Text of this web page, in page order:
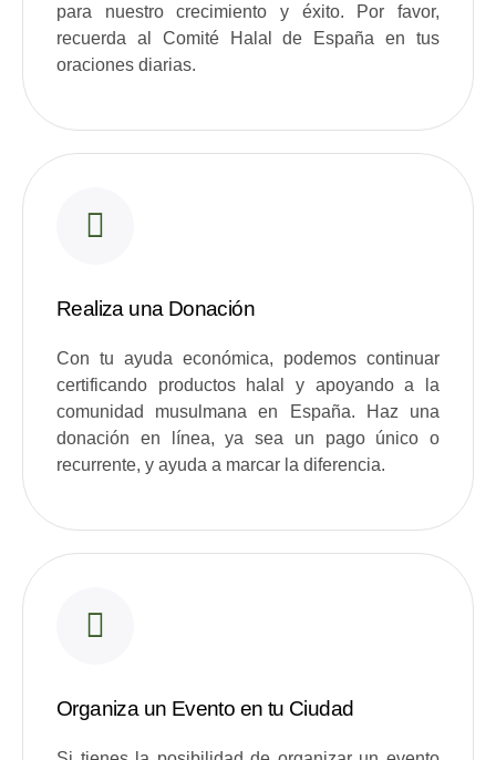
para nuestro crecimiento y éxito. Por favor,
recuerda al Comité Halal de España en tus
oraciones diarias.
Realiza una Donación
Con tu ayuda económica, podemos continuar
certificando productos halal y apoyando a la
comunidad musulmana en España. Haz una
donación en línea, ya sea un pago único o
recurrente, y ayuda a marcar la diferencia.
Organiza un Evento en tu Ciudad